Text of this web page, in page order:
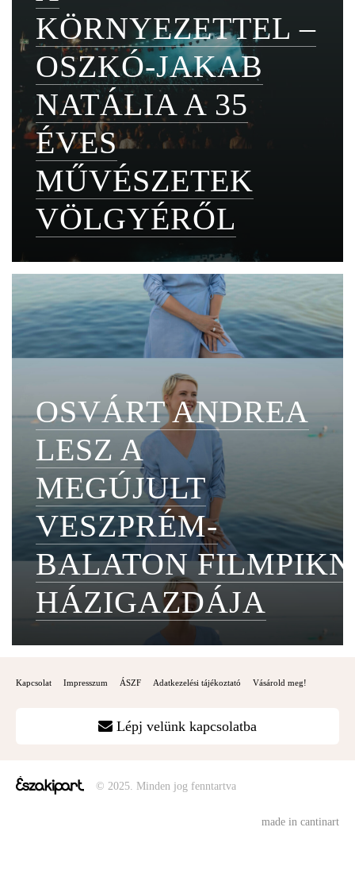
KÖRNYEZETTEL –
OSZKÓ-JAKAB
NATÁLIA A 35
ÉVES
MŰVÉSZETEK
VÖLGYÉRŐL
OSVÁRT ANDREA
LESZ A
MEGÚJULT
VESZPRÉM-
BALATON
HÁZIGAZDÁJA
Kapcsolat Impresszum ÁSZF Adatkezelési tájékoztató Vásárold meg!
Lépj velünk kapcsolatba
© 2025. Minden jog fenntartva
made in cantinart